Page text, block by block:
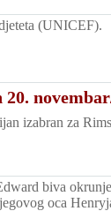
(UNICEF).
20.
izabran za
biva
oca